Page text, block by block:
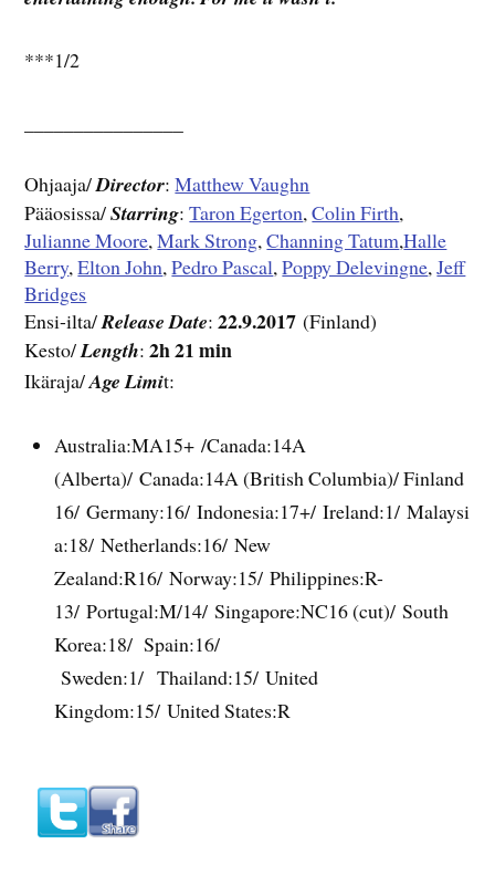
***1/2
Ohjaaja/Director:Matthew Vaughn
Pääosissa/Starring:Taron Egerton,Colin Firth,
Julianne Moore,Mark Strong,Channing Tatum,Halle
Berry,Elton John,Pedro Pascal,Poppy Delevingne,Jeff
Bridges
Ensi-ilta/Release Date:22.9.2017(Finland)
Kesto/Length:2h 21 min
Ikäraja/Age Limit:
Australia:MA15+ /Canada:14A
(Alberta)/ Canada:14A (British Columbia)/ Finland
16/ Germany:16/ Indonesia:17+/ Ireland:1/ Malaysi
a:18/ Netherlands:16/ New
Zealand:R16/ Norway:15/ Philippines:R-
13/ Portugal:M/14/ Singapore:NC16 (cut)/ South
Korea:18/ Spain:16/
Sweden:1/ Thailand:15/ United
Kingdom:15/ United States:R